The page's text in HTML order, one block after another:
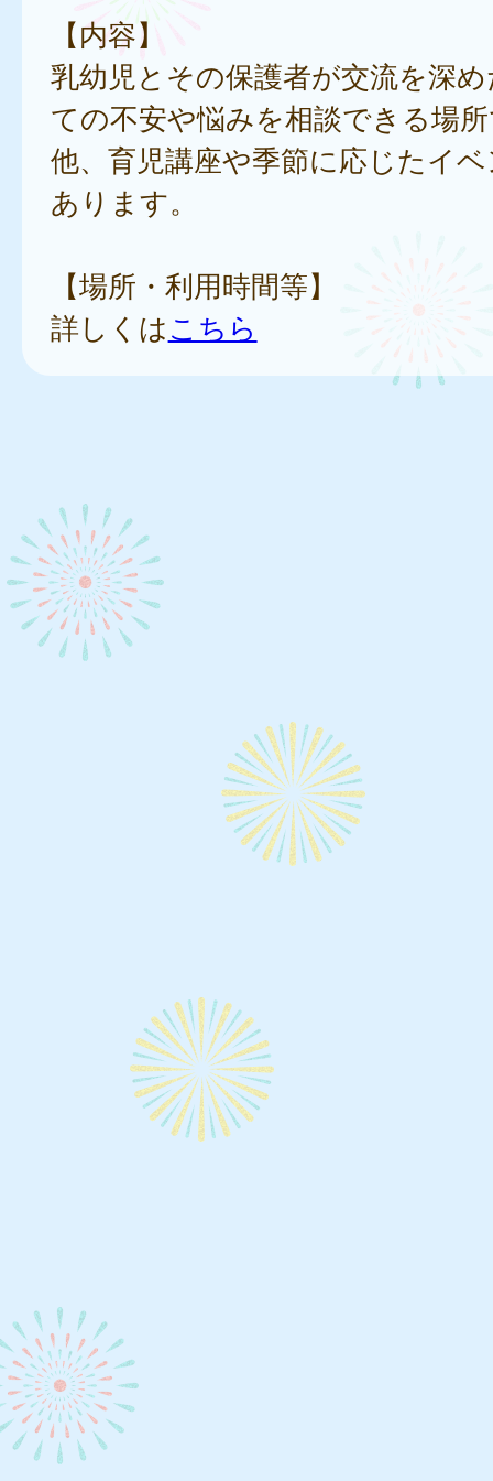
【内容】
乳幼児とその保護者が交流を深
ての不安や悩みを相談できる場
他、育児講座や季節に応じたイ
あります。
【場所・利用時間等】
詳しくはこちら